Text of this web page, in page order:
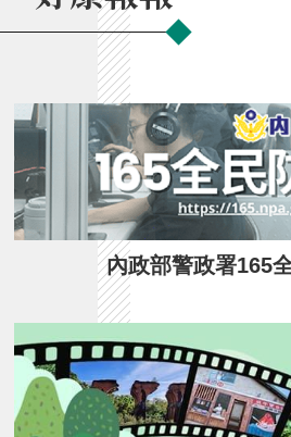
內政部警政署165